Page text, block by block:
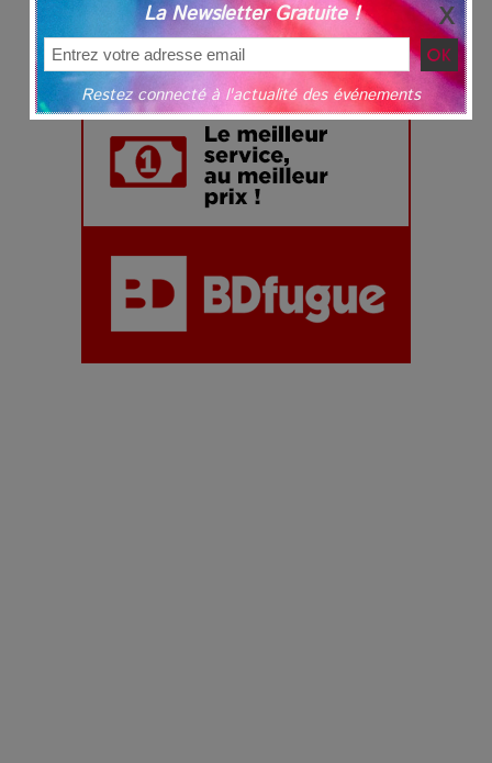
La Newsletter Gratuite !
Restez connecté à l'actualité des événements